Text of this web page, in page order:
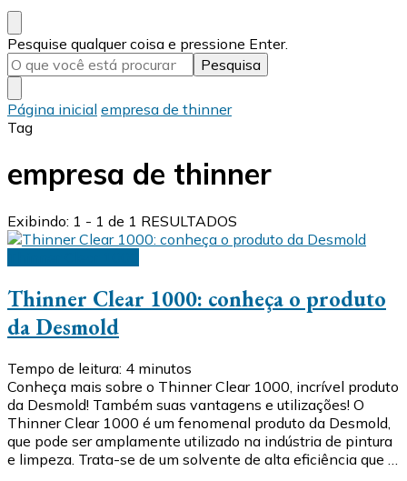
Procurando
algo?
Pesquise qualquer coisa e pressione Enter.
Página inicial empresa de thinner
Tag
empresa de thinner
Exibindo: 1 - 1 de 1 RESULTADOS
Thinner Clear 1000: conheça o produto
da Desmold
Tempo de leitura: 4 minutos
Conheça mais sobre o Thinner Clear 1000, incrível produto
da Desmold! Também suas vantagens e utilizações! O
Thinner Clear 1000 é um fenomenal produto da Desmold,
que pode ser amplamente utilizado na indústria de pintura
e limpeza. Trata-se de um solvente de alta eficiência que …